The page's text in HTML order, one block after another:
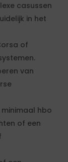
casussen
in het
of
van
hbo
of een